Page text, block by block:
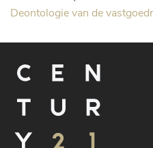
Deontologie van de